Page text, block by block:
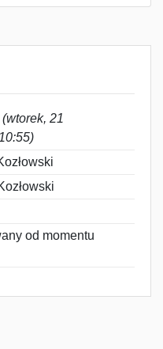
(wtorek, 21
od momentu